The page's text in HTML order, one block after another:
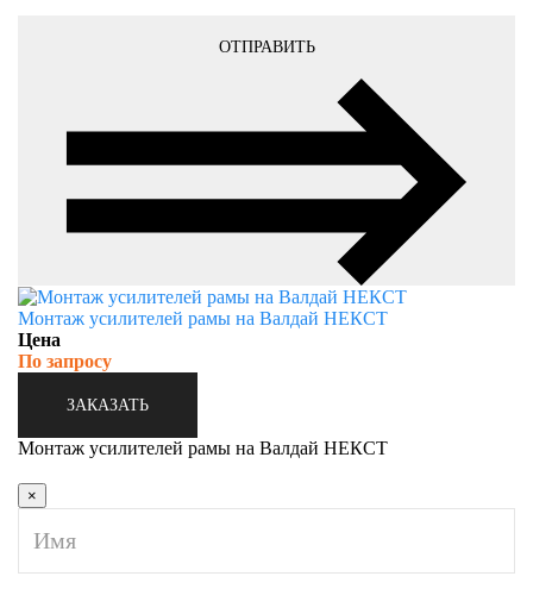
ОТПРАВИТЬ
Монтаж усилителей рамы на Валдай НЕКСТ
Цена
По запросу
ЗАКАЗАТЬ
Монтаж усилителей рамы на Валдай НЕКСТ
×